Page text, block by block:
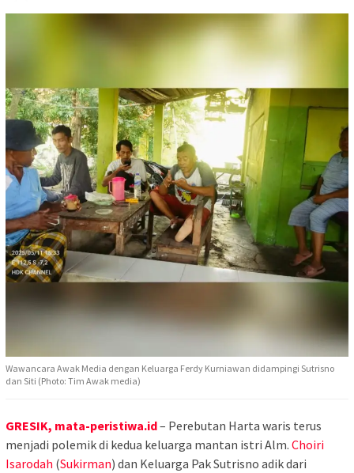
Wawancara Awak Media dengan Keluarga Ferdy Kurniawan didampingi Sutrisno
dan Siti (Photo: Tim Awak media)
GRESIK, mata-peristiwa.id– Perebutan Harta waris terus
menjadi polemik di kedua keluarga mantan istri Alm. Choiri
Isarodah (Sukirman) dan Keluarga Pak Sutrisno adik dari